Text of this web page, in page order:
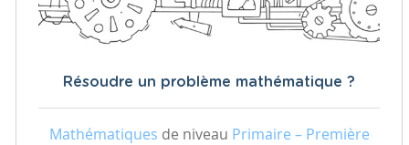
Résoudre un problème mathématique ?
Mathématiques de niveau Primaire – Première